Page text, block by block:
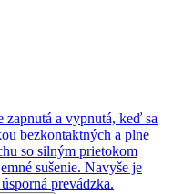
a vypnutá, keď sa
bezkontaktných a plne
so silným prietokom
sušenie. Navyše je
prevádzka.